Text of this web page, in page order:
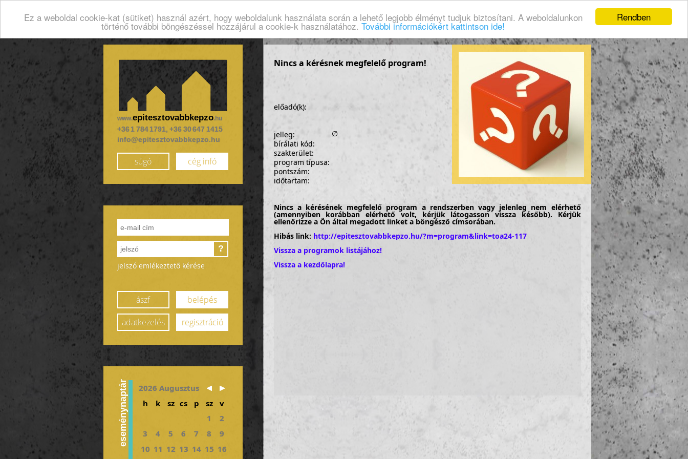
Rendben
Ez a weboldal cookie-kat (sütiket) használ azért, hogy weboldalunk használata során a lehető legjobb élményt tudjuk biztosítani. A weboldalunkon
történő további böngészéssel hozzájárul a cookie-k használatához. További információkért kattintson ide!
www.epitesztovabbkepzo.hu
+36 1 784 1791, +36 30 647 1415
info@epitesztovabbkepzo.hu
súgó cég infó
?
jelszó emlékeztető kérése
ászf
belépés
adatkezelés
regisztráció
eseménynaptár
2026 Augusztus
h
k sz cs p sz
v
1
2
3
4 5 6 7 8
9
10 11 12 13 14 15 16
Nincs a kérésnek megfelelő program!
előadó(k):
jelleg:
∅
bírálati kód:
szakterület:
program típusa:
pontszám:
időtartam:
Nincs a kérésének megfelelő program a rendszerben vagy jelenleg nem elérhető
(amennyiben korábban elérhető volt, kérjük látogasson vissza később). Kérjük
ellenőrizze a Ön által megadott linket a böngésző címsorában.
Hibás link: http://epitesztovabbkepzo.hu/?m=program&link=toa24-117
Vissza a programok listájához!
Vissza a kezdőlapra!